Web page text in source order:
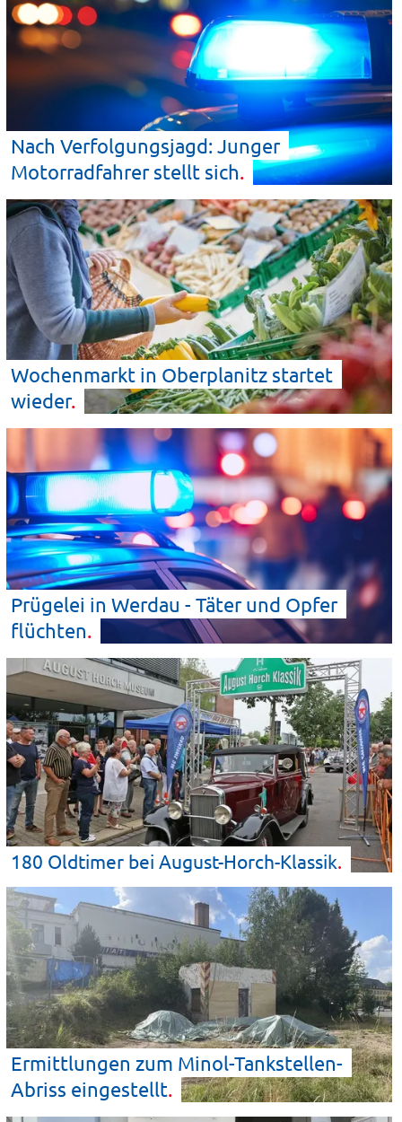
Nach Verfolgungsjagd: Junger
Motorradfahrer stellt sich
Wochenmarkt in Oberplanitz startet
wieder
Prügelei in Werdau - Täter und Opfer
flüchten
180 Oldtimer bei August-Horch-Klassik
Ermittlungen zum Minol-Tankstellen-
Abriss eingestellt